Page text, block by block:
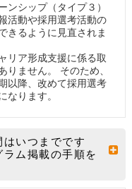
ンシップ（タイプ３）
活動や採用選考活動の
きるように見直されま
リア形成支援に係る取
りません。 そのため、
以降、改めて採用選考
なります。
いつまでです
ム掲載の手順を